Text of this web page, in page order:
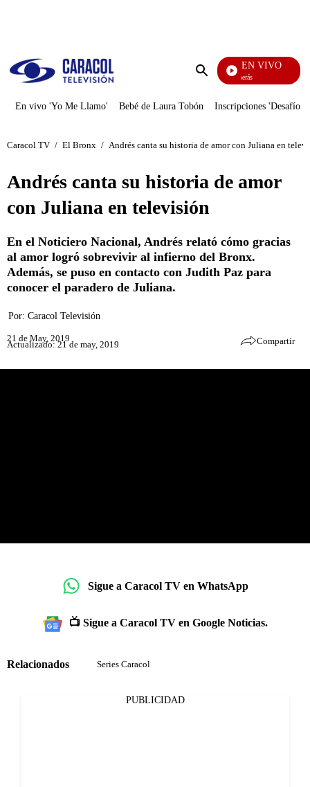
Enviar
EN VIVO
También Caerás
En vivo 'Yo Me Llamo' Bebé de Laura Tobón Inscripciones 'Desafío'
Caracol TV / El Bronx / Andrés canta su historia de amor con Juliana en
Andrés canta su historia de amor
con Juliana en televisión
En el Noticiero Nacional, Andrés relató cómo gracias
al amor logró sobrevivir al infierno del Bronx.
Además, se puso en contacto con Judith Paz para
conocer el paradero de Juliana.
Por: Caracol Televisión
21 de May, 2019
Actualizado: 21 de may, 2019 Compartir
Sigue a Caracol TV en WhatsApp
📺 Sigue a Caracol TV en Google Noticias.
Relacionados Series Caracol
PUBLICIDAD